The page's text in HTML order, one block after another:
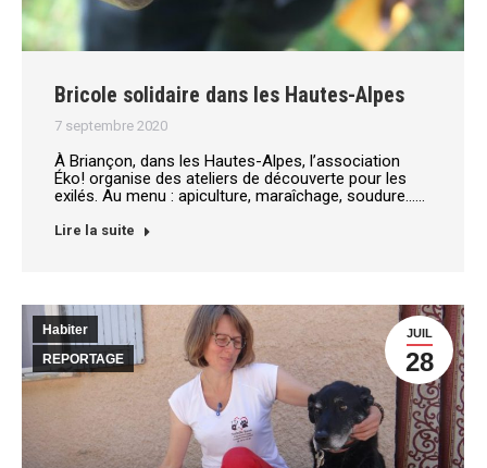
Bricole solidaire dans les Hautes-Alpes
7 septembre 2020
À Briançon, dans les Hautes-Alpes, l’association
Éko! organise des ateliers de découverte pour les
exilés. Au menu : apiculture, maraîchage, soudure……
Lire la suite
JUIL
28
Habiter
REPORTAGE